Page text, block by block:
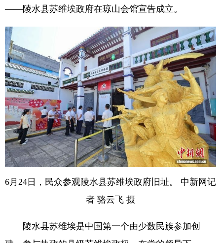
——陵水县苏维埃政府在琼山会馆宣告成立。
6月24日，民众参观陵水县苏维埃政府旧址。 中新网记
者 骆云飞 摄
陵水县苏维埃是中国第一个由少数民族参加创